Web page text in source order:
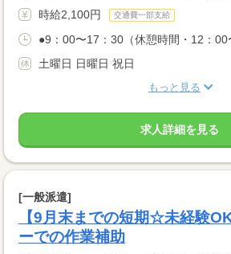
時給2,100円 交通費一部支給
●9：00〜17：30（休憩時間・12：00
土曜日 日曜日 祝日
もっと見る
求人詳細を見る
[一般派遣]
【9月末までの短期☆未経験
ーでの作業補助